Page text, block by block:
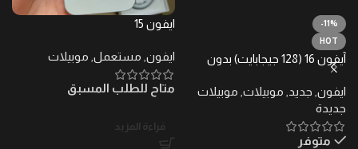
-11%
HOT
آيفون 16 (128 جيجابايت) بدون
ضرائب – ضمان محلي
ايفون جديد موبيلات موبيلات
جديدة
متوفر
ايفون 15
ايفون مستعمل موبيلات
متاح للطلب المسبق
قراءة المزيد